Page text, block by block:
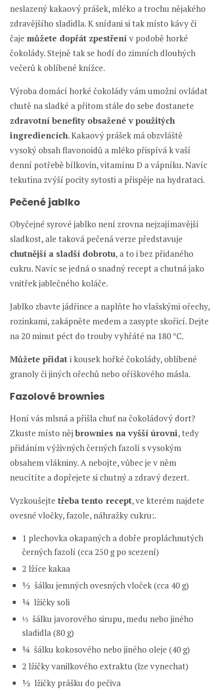
neslazený kakaový prášek, mléko a trochu nějakého
zdravějšího sladidla. K snídani si tak místo kávy či
čaje můžete dopřát zpestření v podobě horké
čokolády. Stejně tak se hodí do zimních dlouhých
večerů k oblíbené knížce.
Výroba domácí horké čokolády vám umožní ovládat
chutě na sladké a přitom stále do sebe dostanete
zdravotní benefity obsažené v použitých
ingrediencích. Kakaový prášek má obzvláště
vysoký obsah flavonoidů a mléko přispívá k vaší
denní potřebě bílkovin, vitamínu D a vápníku. Navíc
tekutina zvýší pocity sytosti a přispěje na hydrataci.
Pečené jablko
Obyčejné syrové jablko není zrovna nejzajímavější
sladkost, ale taková pečená verze představuje
chutnější a sladší dobrotu, a to i bez přidaného
cukru. Navíc se jedná o snadný recept a chutná jako
vnitřek jablečného koláče.
Jablko zbavte jádřince a naplňte ho vlašskými ořechy,
rozinkami, zakápněte medem a zasypte skořicí. Dejte
na 20 minut péct do trouby vyhřáté na 180 °C.
Můžete přidat i kousek hořké čokolády, oblíbené
granoly či jiných ořechů nebo oříškového másla.
Fazolové brownies
Honí vás mlsná a přišla chuť na čokoládový dort?
Zkuste místo něj brownies na vyšší úrovni, tedy
přidáním výživných černých fazolí s vysokým
obsahem vlákniny. A nebojte, vůbec je v něm
neucítíte a dopřejete si chutný a zdravý dezert.
Vyzkoušejte třeba tento recept, ve kterém najdete
ovesné vločky, fazole, náhražky cukru:.
1 plechovka okapaných a dobře propláchnutých
černých fazolí (cca 250 g po scezení)
2 lžíce kakaa
½ šálku jemných ovesných vloček (cca 40 g)
¼ lžičky soli
⅓ šálku javorového sirupu, medu nebo jiného
sladidla (80 g)
¼ šálku kokosového nebo jiného oleje (40 g)
2 lžičky vanilkového extraktu (lze vynechat)
½ lžičky prášku do pečiva